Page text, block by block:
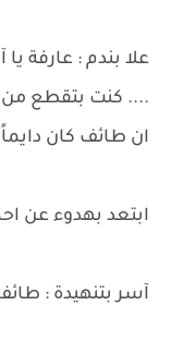
علا بندم : عارفة
.... كنت بتقطع
ان طائف كان
ابتعد بهدوء عن
آسر بتنهيدة :